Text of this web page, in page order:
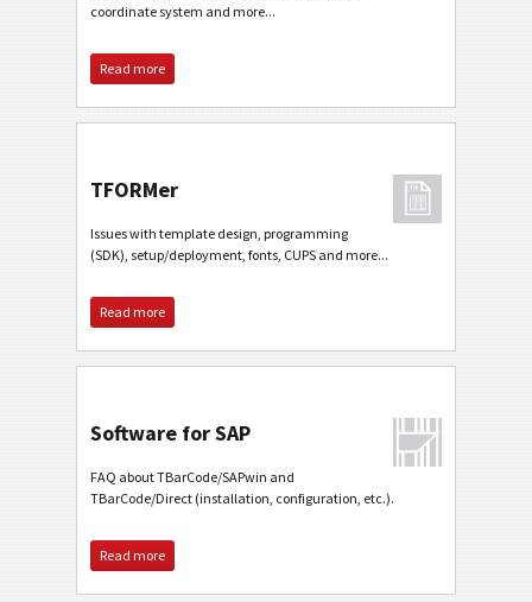
coordinate system and more...
Read more
TFORMer
Issues with template design, programming
(SDK), setup/deployment, fonts, CUPS and more...
Read more
Software for SAP
FAQ about TBarCode/SAPwin and
TBarCode/Direct (installation, configuration, etc.).
Read more